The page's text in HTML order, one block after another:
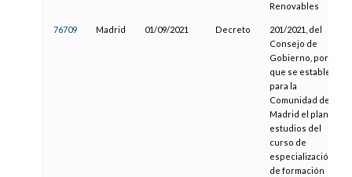
Renovables
76709 Madrid 01/09/2021 Decreto
201/2021, del
Consejo de
Gobierno, por el
que se establece
para la
Comunidad de
Madrid el plan de
estudios del
curso de
especialización
de formación